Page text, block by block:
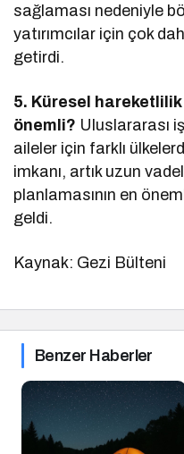
sağlaması nedeniyle
yatırımcılar için çok
getirdi.
5. Küresel
önemli? Uluslararası
aileler için farklı
imkanı, artık uzun
planlamasının en
geldi.
Kaynak: Gezi Bülteni
Benzer Haberler